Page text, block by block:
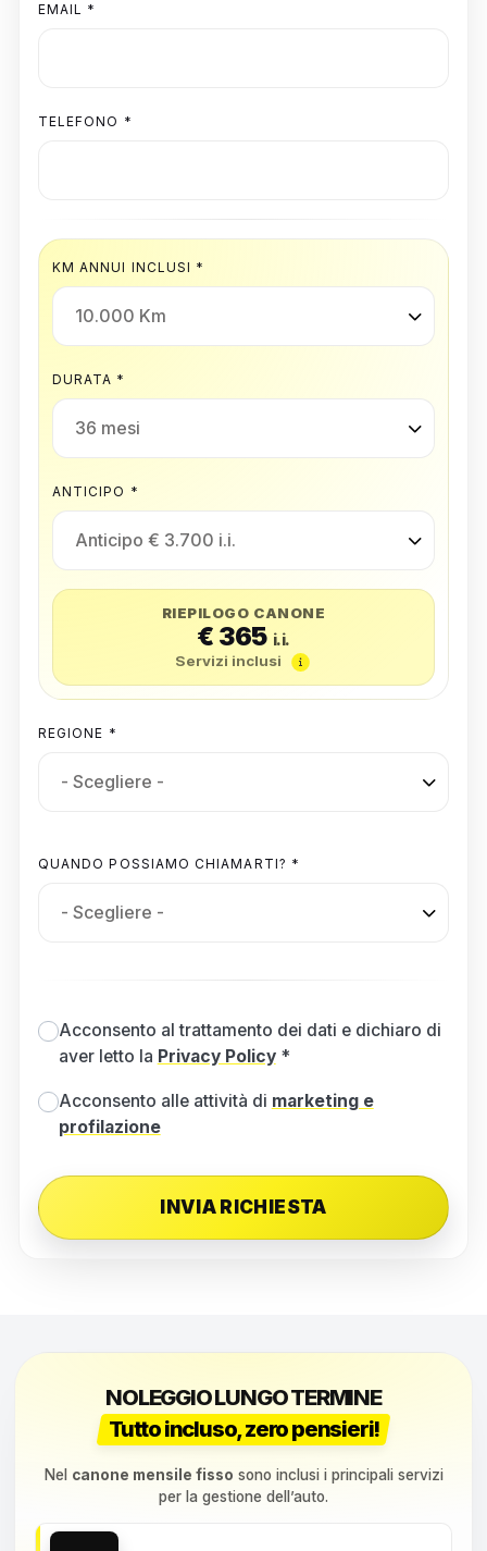
EMAIL *
TELEFONO *
KM ANNUI INCLUSI *
DURATA *
ANTICIPO *
RIEPILOGO CANONE
€ 365 i.i.
Servizi inclusi
REGIONE *
QUANDO POSSIAMO CHIAMARTI? *
Acconsento al trattamento dei dati e dichiaro di
aver letto la Privacy Policy*
Acconsento alle attività di marketing e
profilazione
NOLEGGIO LUNGO TERMINE
Tutto incluso, zero pensieri!
Nel canone mensile fisso sono inclusi i principali servizi
per la gestione dell’auto.